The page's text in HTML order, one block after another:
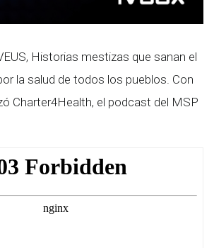
Historias mestizas que sanan el
la salud de todos los pueblos. Con
Charter4Health, el podcast del MSP